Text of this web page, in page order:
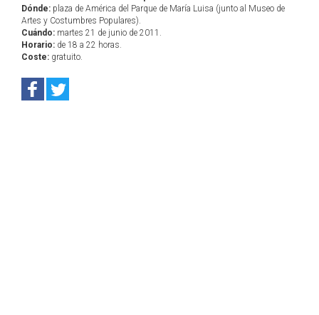
Dónde: plaza de América del Parque de María Luisa (junto al Museo de
Artes y Costumbres Populares).
Cuándo: martes 21 de junio de 2011.
Horario: de 18 a 22 horas.
Coste: gratuito.